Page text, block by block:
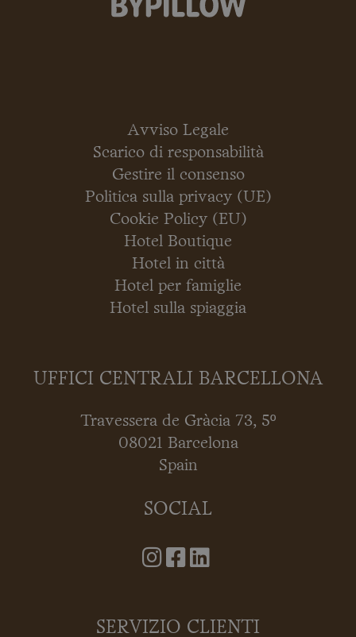
Avviso Legale
Scarico di responsabilità
Gestire il consenso
Politica sulla privacy (UE)
Cookie Policy (EU)
Hotel Boutique
Hotel in città
Hotel per famiglie
Hotel sulla spiaggia
UFFICI CENTRALI BARCELLONA
Travessera de Gràcia 73, 5º
08021 Barcelona
Spain
SOCIAL
SERVIZIO CLIENTI